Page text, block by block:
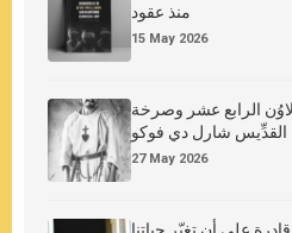
منذ عقود
15 May 2026
لاوُن الرابع عشر وصرخة
القدِّيس شارل دي فوكو
27 May 2026